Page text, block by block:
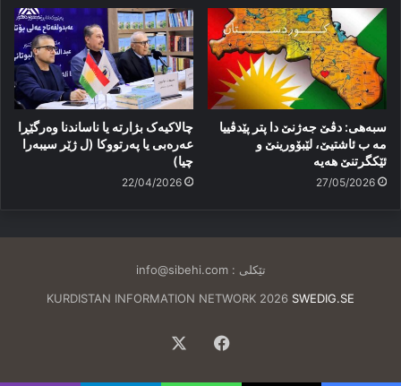
سبەهی: دڤێ جەژنێ دا پتر پێدڤییا
مە ب ئاشتیێ، لێبۆورینێ و
ئێكگرتنێ هەیە
27/05/2026
چالاکیەک بژارتە یا ناساندنا وەرگێڕا
عەرەبی یا پەرتووکا (ل ژێر سیبەرا
چیا)
22/04/2026
تێکلی :info@sibehi.com
KURDISTAN INFORMATION NETWORK 2026 SWEDIG.SE
Facebook